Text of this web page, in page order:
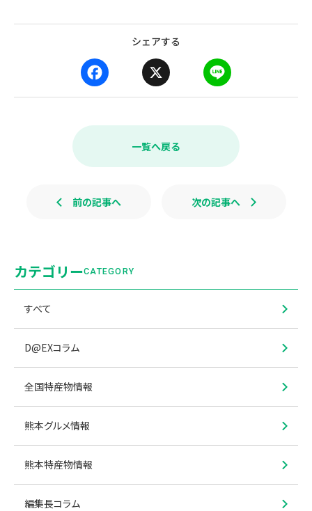
シェアする
a
e
k
i
e
一覧へ戻る
前の記事へ 次の記事へ
カテゴリーCATEGORY
すべて
D@EXコラム
全国特産物情報
熊本グルメ情報
熊本特産物情報
編集長コラム